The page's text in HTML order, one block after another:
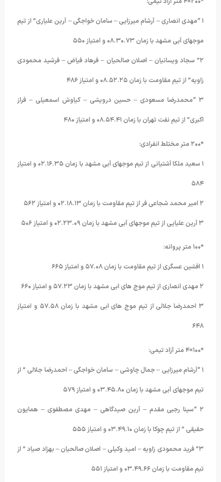
۱ “مهدی انصاری – آرشام میرزایی – سامان خواجگی – آرین علیاری” از تیم
موجهای آبی مشهد با زمان ۰۸.۳۰.۷۳ و امتیاز ۵۵۰
۲” سجاد ویسانیان – اصلان صالحیان – فرهاد فیاض – فرشید محمودی
زاویه” از تیم مقاومت با زمان ۰۸.۵۲.۲۵ و امتیاز ۴۸۶
۳ “محمدرضا مسعودی – حسین درویشی – کیاوش اسمعیلی – فراز
اکبری” از تیم نفت تهران با زمان ۰۸.۵۴.۴۱ و امتیاز ۴۸۰
*۲۰۰ متر مختلط انفرادی:
۱ سعید ملکا آشتیانی از تیم موجهای آبی مشهد با زمان ۰۲.۱۶.۳۵ و امتیاز
۵۸۴
۲ امیر محمد شجاعی فر از تیم مقاومت با زمان ۰۲.۱۸.۱۳ و امتیاز ۵۶۲
۳ آرین علیایی از تیم موجهای آبی مشهد با زمان ۰۲.۲۳.۰۹ و امتیاز ۵۰۶
*۱۰۰ متر پروانه:
۲ مهدی انصاری از تیم موج های ابی مشهد با زمان ۵۷.۲۳ و امتیاز ۶۶۰
۳ احمدرضا جلالی از تیم موج های ابی مشهد با زمان ۵۷.۵۸ و امتیاز
۶۴۸
*۱۰۰×۴ متر آزاد تیمی:
۱ “آرشام میرزایی – جمال چاوشی – سامان خواجگی – احمدرضا جلالی ” از
تیم موجهای آبی مشهد با زمان ۰۳.۴۵.۸۰ و امتیاز ۵۷۹
۲ “سینا رجبی مقدم – آرین صیدگاهی – مهدی مصطفوی – همایون
حقیقی ” از تیم چوکا با زمان ۰۳.۴۹.۱۰ و امتیاز ۵۵۵
۳” فرید محمودی زاویه – امید وکیلی – اصلان صالحیان – بهزاد صیاد ” از
تیم مقاومت با زمان ۰۳.۴۹.۶۶ و امتیاز ۵۵۱